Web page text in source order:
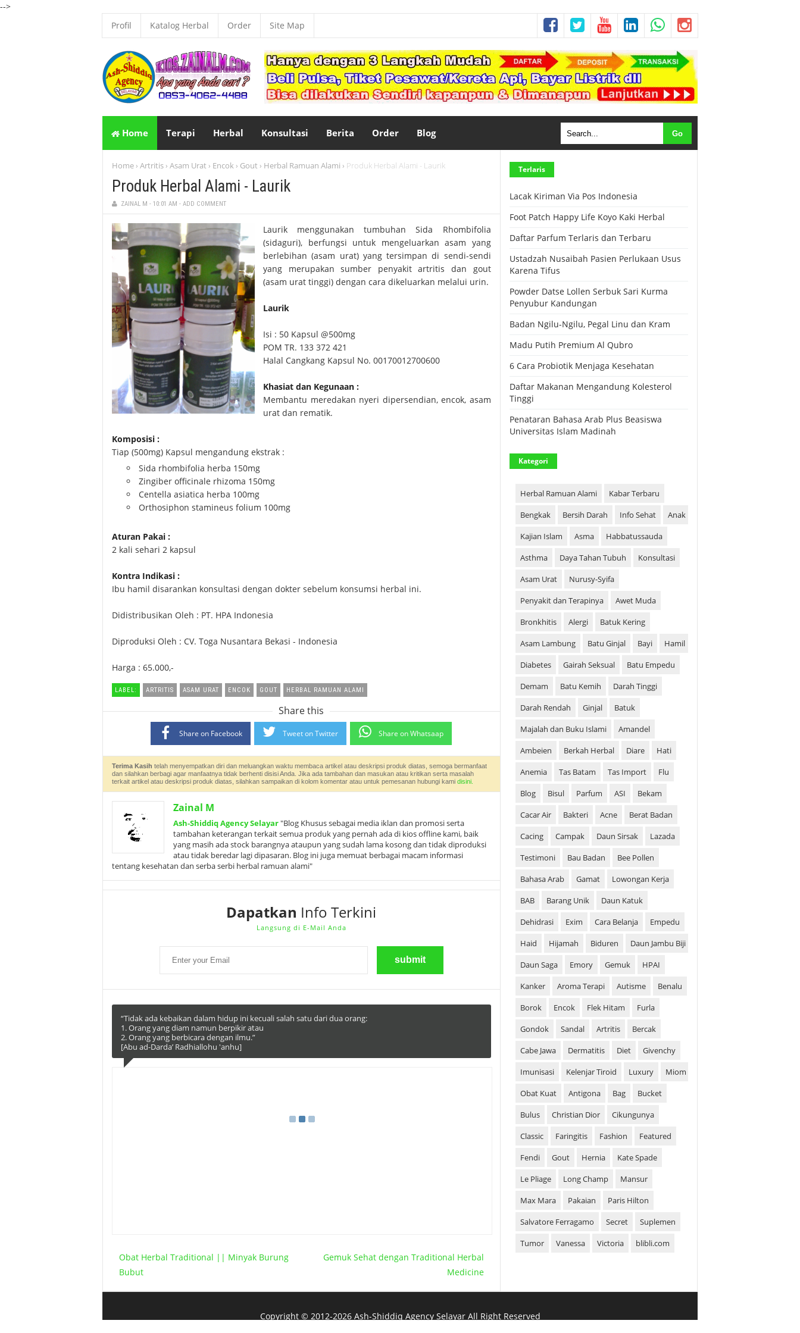
-->
Profil
Katalog Herbal Order Site Map
Home Terapi Herbal Konsultasi Berita Order Blog
Home › Artritis › Asam Urat › Encok › Gout › Herbal Ramuan Alami › Produk Herbal Alami - Laurik
Produk Herbal Alami - Laurik
ZAINAL M - 10:01 AM - ADD COMMENT
Laurik menggunakan tumbuhan Sida Rhombifolia
(sidaguri), berfungsi untuk mengeluarkan asam yang
berlebihan (asam urat) yang tersimpan di sendi-sendi
yang merupakan sumber penyakit artritis dan gout
(asam urat tinggi) dengan cara dikeluarkan melalui urin.
Laurik
Isi : 50 Kapsul @500mg
POM TR. 133 372 421
Halal Cangkang Kapsul No. 00170012700600
Khasiat dan Kegunaan :
Membantu meredakan nyeri dipersendian, encok, asam
urat dan rematik.
Komposisi :
Tiap (500mg) Kapsul mengandung ekstrak :
Sida rhombifolia herba 150mg
Zingiber officinale rhizoma 150mg
Centella asiatica herba 100mg
Orthosiphon stamineus folium 100mg
Aturan Pakai :
2 kali sehari 2 kapsul
Kontra Indikasi :
Ibu hamil disarankan konsultasi dengan dokter sebelum konsumsi herbal ini.
Didistribusikan Oleh : PT. HPA Indonesia
Diproduksi Oleh : CV. Toga Nusantara Bekasi - Indonesia
Harga : 65.000,-
LABEL: ARTRITIS ASAM URAT ENCOK GOUT HERBAL RAMUAN ALAMI
Share this
Share on Facebook Tweet on Twitter Share on Whatsaap
Terima Kasih telah menyempatkan diri dan meluangkan waktu membaca artikel atau deskripsi produk diatas, semoga bermanfaat
dan silahkan berbagi agar manfaatnya tidak berhenti disisi Anda. Jika ada tambahan dan masukan atau kritikan serta masalah
terkait artikel atau deskripsi produk diatas, silahkan sampaikan di kolom komentar atau untuk pemesanan hubungi kami disini.
Zainal M
Ash-Shiddiq Agency Selayar"Blog Khusus sebagai media iklan dan promosi serta
tambahan keterangan terkait semua produk yang pernah ada di kios offline kami, baik
yang masih ada stock barangnya ataupun yang sudah lama kosong dan tidak diproduksi
atau tidak beredar lagi dipasaran. Blog ini juga memuat berbagai macam informasi
tentang kesehatan dan serba serbi herbal ramuan alami"
Dapatkan Info Terkini
Langsung di E-Mail Anda
“Tidak ada kebaikan dalam hidup ini kecuali salah satu dari dua orang:
1. Orang yang diam namun berpikir atau
2. Orang yang berbicara dengan ilmu.”
[Abu ad-Darda’ Radhiallohu 'anhu]
Obat Herbal Traditional || Minyak Burung
Bubut
Gemuk Sehat dengan Traditional Herbal
Medicine
Terlaris
Lacak Kiriman Via Pos Indonesia
Foot Patch Happy Life Koyo Kaki Herbal
Daftar Parfum Terlaris dan Terbaru
Ustadzah Nusaibah Pasien Perlukaan Usus
Karena Tifus
Powder Datse Lollen Serbuk Sari Kurma
Penyubur Kandungan
Badan Ngilu-Ngilu, Pegal Linu dan Kram
Madu Putih Premium Al Qubro
6 Cara Probiotik Menjaga Kesehatan
Daftar Makanan Mengandung Kolesterol
Tinggi
Penataran Bahasa Arab Plus Beasiswa
Universitas Islam Madinah
Kategori
Herbal Ramuan Alami
Kabar Terbaru
Bengkak
Bersih Darah Info Sehat
Anak
Kajian Islam
Asma
Habbatussauda
Asthma
Daya Tahan Tubuh
Konsultasi
Asam Urat
Nurusy-Syifa
Penyakit dan Terapinya
Awet Muda
Bronkhitis
Alergi
Batuk Kering
Asam Lambung
Batu Ginjal Bayi
Hamil
Diabetes
Gairah Seksual
Batu Empedu
Demam
Batu Kemih
Darah Tinggi
Darah Rendah
Ginjal
Batuk
Majalah dan Buku Islami
Amandel
Ambeien
Berkah Herbal Diare
Hati
Anemia
Tas Batam Tas Import
Flu
Blog
Bisul Parfum ASI
Bekam
Cacar Air
Bakteri Acne
Berat Badan
Cacing
Campak Daun Sirsak
Lazada
Testimoni
Bau Badan
Bee Pollen
Bahasa Arab
Gamat
Lowongan Kerja
BAB
Barang Unik
Daun Katuk
Dehidrasi
Exim Cara Belanja
Empedu
Haid
Hijamah Biduren
Daun Jambu Biji
Daun Saga
Emory Gemuk
HPAI
Kanker
Aroma Terapi Autisme
Benalu
Borok
Encok Flek Hitam
Furla
Gondok
Sandal Artritis
Bercak
Cabe Jawa
Dermatitis Diet
Givenchy
Imunisasi
Kelenjar Tiroid Luxury
Miom
Obat Kuat
Antigona Bag
Bucket
Bulus
Christian Dior
Cikungunya
Classic
Faringitis Fashion
Featured
Fendi
Gout Hernia
Kate Spade
Le Pliage
Long Champ
Mansur
Max Mara
Pakaian
Paris Hilton
Salvatore Ferragamo
Secret
Suplemen
Tumor
Vanessa Victoria blibli.com
Copyright © 2012-2026 Ash-Shiddiq Agency SelayarAll Right Reserved